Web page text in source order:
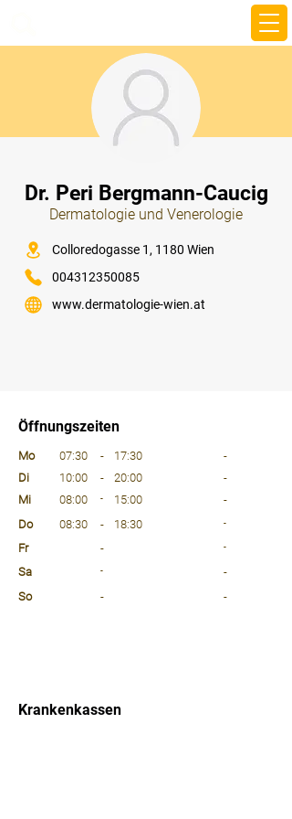
Dr. Peri Bergmann-Caucig
Dermatologie und Venerologie
Colloredogasse 1, 1180 Wien
004312350085
www.dermatologie-wien.at
Öffnungszeiten
Mo
07:30 - 17:30
-
Di
10:00 - 20:00
-
Mi
08:00 - 15:00
-
Do
08:30 - 18:30 -
Fr - -
Sa -
-
So
-
-
Krankenkassen